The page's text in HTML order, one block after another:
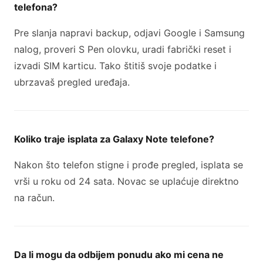
telefona?
Pre slanja napravi backup, odjavi Google i Samsung
nalog, proveri S Pen olovku, uradi fabrički reset i
izvadi SIM karticu. Tako štitiš svoje podatke i
ubrzavaš pregled uređaja.
Koliko traje isplata za Galaxy Note telefone?
Nakon što telefon stigne i prođe pregled, isplata se
vrši u roku od 24 sata. Novac se uplaćuje direktno
na račun.
Da li mogu da odbijem ponudu ako mi cena ne